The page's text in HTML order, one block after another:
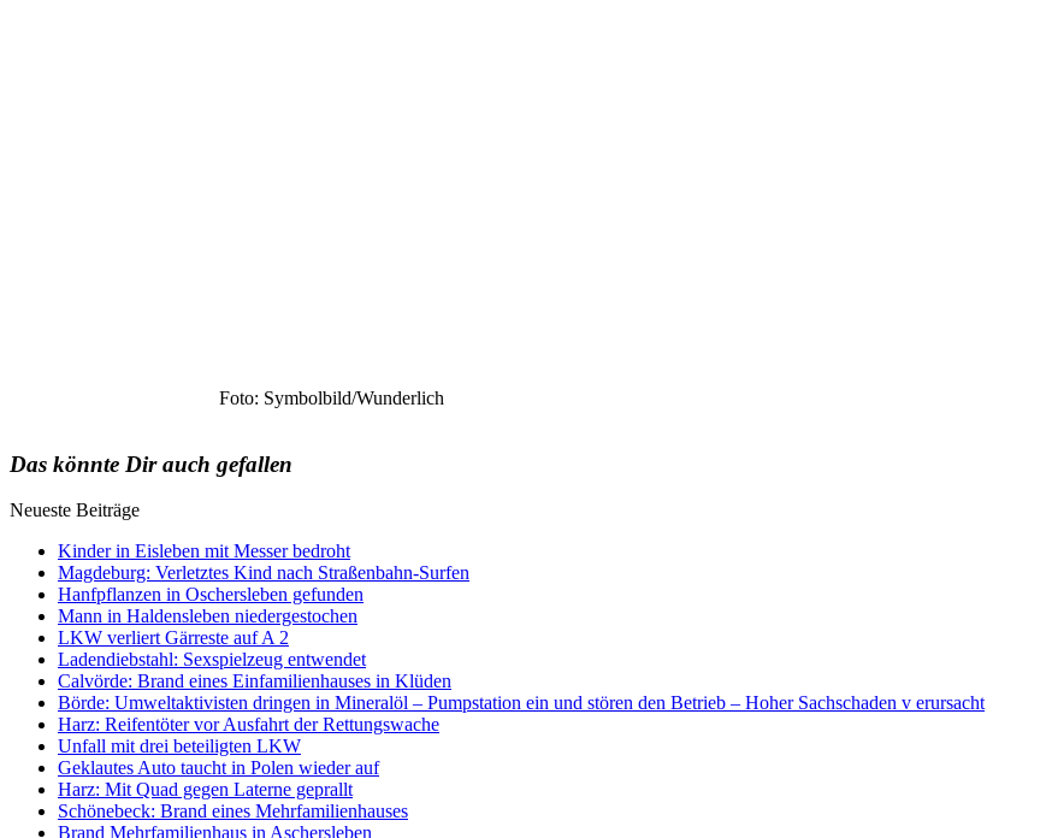
Foto: Symbolbild/Wunderlich
Das könnte Dir auch gefallen
Neueste Beiträge
Kinder in Eisleben mit Messer bedroht
Magdeburg: Verletztes Kind nach Straßenbahn-Surfen
Hanfpflanzen in Oschersleben gefunden
Mann in Haldensleben niedergestochen
LKW verliert Gärreste auf A 2
Ladendiebstahl: Sexspielzeug entwendet
Calvörde: Brand eines Einfamilienhauses in Klüden
Börde: Umweltaktivisten dringen in Mineralöl – Pumpstation ein und stören den Betrieb – Hoher Sachschaden v erursacht
Harz: Reifentöter vor Ausfahrt der Rettungswache
Unfall mit drei beteiligten LKW
Geklautes Auto taucht in Polen wieder auf
Harz: Mit Quad gegen Laterne geprallt
Schönebeck: Brand eines Mehrfamilienhauses
Brand Mehrfamilienhaus in Aschersleben